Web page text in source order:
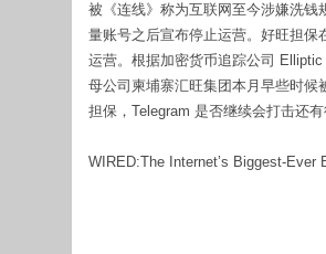
被《连线》称为互联网至今涉嫌洗钱
量账号之后宣布停止运营。好旺担保
运营。根据加密货币追踪公司
母公司柬埔寨汇旺集团本月早些时
担保，Telegram 是否继续会打击还有
WIRED:The Internet’s Biggest-